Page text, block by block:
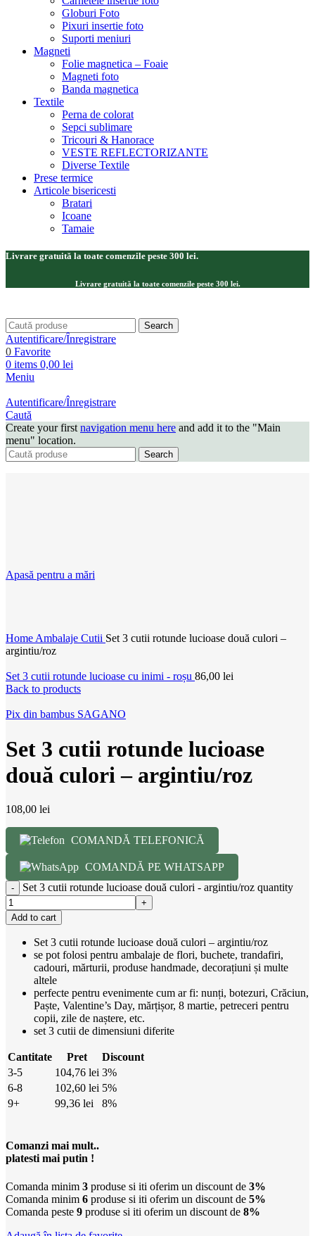
Globuri Foto
Pixuri insertie foto
Suporti meniuri
Magneti
Folie magnetica – Foaie
Magneti foto
Banda magnetica
Textile
Perna de colorat
Sepci sublimare
Tricouri & Hanorace
VESTE REFLECTORIZANTE
Diverse Textile
Prese termice
Articole bisericesti
Bratari
Icoane
Tamaie
Livrare gratuită la toate comenzile peste 300 lei.
Livrare gratuită la toate comenzile peste 300 lei.
Search
Autentificare/Înregistrare
0 Favorite
0 items 0,00 lei
Meniu
Autentificare/Înregistrare
Caută
Create your first navigation menu here and add it to the "Main
menu" location.
Search
Apasă pentru a mări
Home Ambalaje Cutii Set 3 cutii rotunde lucioase două culori –
argintiu/roz
Set 3 cutii rotunde lucioase cu inimi - roșu 86,00 lei
Back to products
Pix din bambus SAGANO
Set 3 cutii rotunde lucioase
două culori – argintiu/roz
108,00 lei
COMANDĂ TELEFONICĂ
COMANDĂ PE WHATSAPP
Set 3 cutii rotunde lucioase două culori - argintiu/roz quantity
Add to cart
Set 3 cutii rotunde lucioase două culori – argintiu/roz
se pot folosi pentru ambalaje de flori, buchete, trandafiri,
cadouri, mărturii, produse handmade, decorațiuni și multe
altele
perfecte pentru evenimente cum ar fi: nunți, botezuri, Crăciun,
Paște, Valentine’s Day, mărțișor, 8 martie, petreceri pentru
copii, zile de naștere, etc.
set 3 cutii de dimensiuni diferite
Cantitate Pret
Discount
3-5
104,76 lei 3%
6-8
102,60 lei 5%
9+
99,36 lei 8%
Comanzi mai mult..
platesti mai putin !
Comanda minim 3 produse si iti oferim un discount de 3%
Comanda minim 6 produse si iti oferim un discount de 5%
Comanda peste 9 produse si iti oferim un discount de 8%